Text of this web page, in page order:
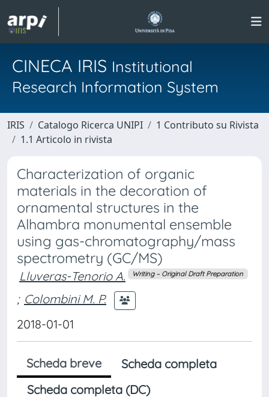
CINECA IRIS Institutional
Research Information System
IRIS Catalogo Ricerca UNIPI
1 Contributo su Rivista
1.1 Articolo in rivista
Characterization of organic
materials in the decoration of
ornamental structures in the
Alhambra monumental ensemble
using gas-chromatography/mass
spectrometry (GC/MS)
Lluveras-Tenorio A. Writing – Original Draft Preparation
; Colombini M. P.
2018-01-01
Scheda breve
Scheda completa
Scheda completa (DC)